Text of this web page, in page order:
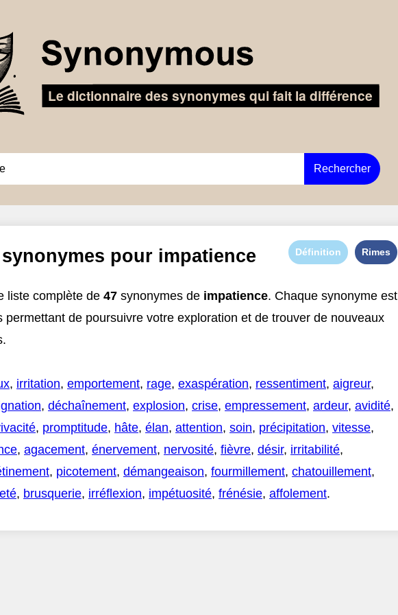
Rechercher
pour impatience Définition Rimes
liste complète de 47 synonymes de impatience. Chaque synonyme est
permettant de poursuivre votre exploration et de trouver de nouveaux
, irritation, emportement, rage, exaspération, ressentiment, aigreur,
, déchaînement, explosion, crise, empressement, ardeur, avidité,
, promptitude, hâte, élan, attention, soin, précipitation, vitesse,
, agacement, énervement, nervosité, fièvre, désir, irritabilité,
, picotement, démangeaison, fourmillement, chatouillement,
, brusquerie, irréflexion, impétuosité, frénésie, affolement.